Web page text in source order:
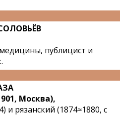
публицист и
Москва),
и рязанский (1874≈1880, с